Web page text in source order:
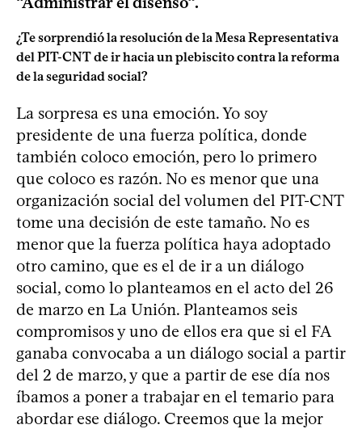
¿Te sorprendió la resolución de la Mesa Representativa
del PIT-CNT de ir hacia un plebiscito contra la reforma
de la seguridad social?
La sorpresa es una emoción. Yo soy
presidente de una fuerza política, donde
también coloco emoción, pero lo primero
que coloco es razón. No es menor que una
organización social del volumen del PIT-CNT
tome una decisión de este tamaño. No es
menor que la fuerza política haya adoptado
otro camino, que es el de ir a un diálogo
social, como lo planteamos en el acto del 26
de marzo en La Unión. Planteamos seis
compromisos y uno de ellos era que si el FA
ganaba convocaba a un diálogo social a partir
del 2 de marzo, y que a partir de ese día nos
íbamos a poner a trabajar en el temario para
abordar ese diálogo. Creemos que la mejor